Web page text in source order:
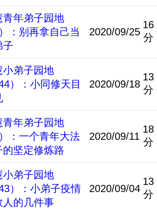
青年弟子园地
）：别再拿自己当
子
2020/09/25
16
分
小弟子园地
）：小同修天目
2020/09/18
13
分
青年弟子园地
）：一个青年大法
的坚定修炼路
2020/09/11
18
分
小弟子园地
）：小弟子疫情
人的几件事
2020/09/04
13
分